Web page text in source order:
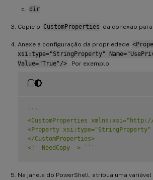
dir
Copie o CustomProperties da conexão
Anexe a configuração da propriedade
xsi:type="StringProperty"
Value="True"/>
. Por exemplo:
` ` `
<CustomProperties xmlns:xsi="http://
<Property xsi:type="StringProperty"
</CustomProperties>
<!--NeedCopy-->
` ` `
Na janela do PowerShell, atribua uma